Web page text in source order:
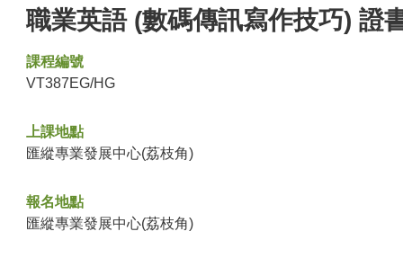
職業英語 (數碼傳訊寫作技巧) 證
課程編號
VT387EG/HG
上課地點
匯縱專業發展中心(荔枝角)
報名地點
匯縱專業發展中心(荔枝角)